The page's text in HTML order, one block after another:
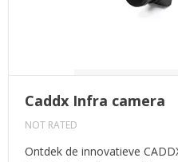
Caddx Infra camera
NOT RATED
Ontdek de innovatieve